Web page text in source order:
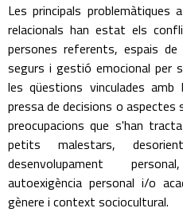
Les principals problemàtiques
relacionals han estat els
persones referents, espais de
segurs i gestió emocional per
les qüestions vinculades
pressa de decisions o aspectes
preocupacions que s'han
petits malestars,
desenvolupament
autoexigència personal i/o
gènere i context sociocultural.